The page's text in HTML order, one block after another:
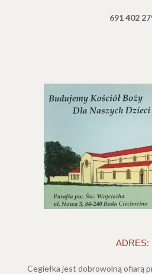
691 402
ADRES:
Cegiełka jest dobrowolną ofiarą